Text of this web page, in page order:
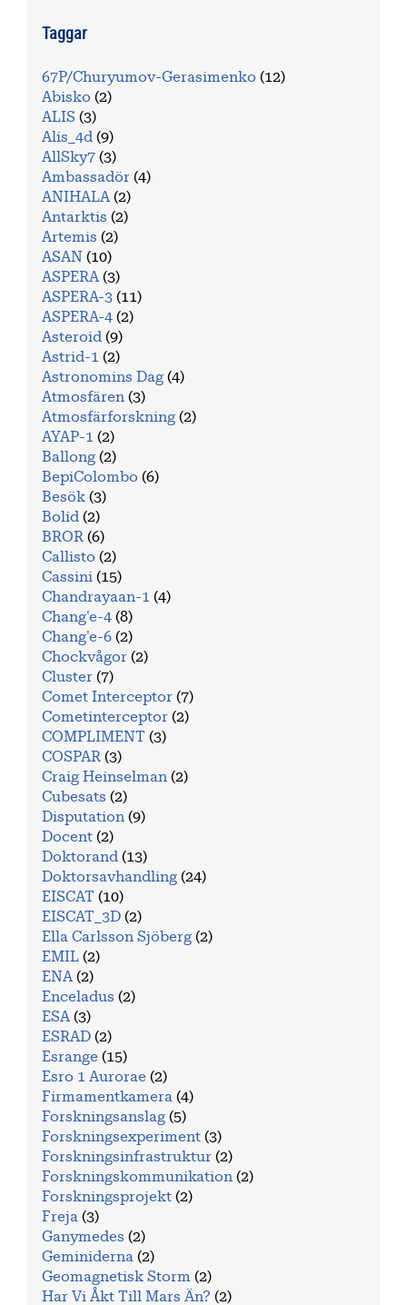
Taggar
67P/Churyumov-Gerasimenko (12)
Abisko (2)
ALIS (3)
Alis_4d (9)
AllSky7 (3)
Ambassadör (4)
ANIHALA (2)
Antarktis (2)
Artemis (2)
ASAN (10)
ASPERA (3)
ASPERA-3 (11)
ASPERA-4 (2)
Asteroid (9)
Astrid-1 (2)
Astronomins Dag (4)
Atmosfären (3)
Atmosfärforskning (2)
AYAP-1 (2)
Ballong (2)
BepiColombo (6)
Besök (3)
Bolid (2)
BROR (6)
Callisto (2)
Cassini (15)
Chandrayaan-1 (4)
Chang'e-4 (8)
Chang'e-6 (2)
Chockvågor (2)
Cluster (7)
Comet Interceptor (7)
Cometinterceptor (2)
COMPLIMENT (3)
COSPAR (3)
Craig Heinselman (2)
Cubesats (2)
Disputation (9)
Docent (2)
Doktorand (13)
Doktorsavhandling (24)
EISCAT (10)
EISCAT_3D (2)
Ella Carlsson Sjöberg (2)
EMIL (2)
ENA (2)
Enceladus (2)
ESA (3)
ESRAD (2)
Esrange (15)
Esro 1 Aurorae (2)
Firmamentkamera (4)
Forskningsanslag (5)
Forskningsexperiment (3)
Forskningsinfrastruktur (2)
Forskningskommunikation (2)
Forskningsprojekt (2)
Freja (3)
Ganymedes (2)
Geminiderna (2)
Geomagnetisk Storm (2)
Har Vi Åkt Till Mars Än? (2)